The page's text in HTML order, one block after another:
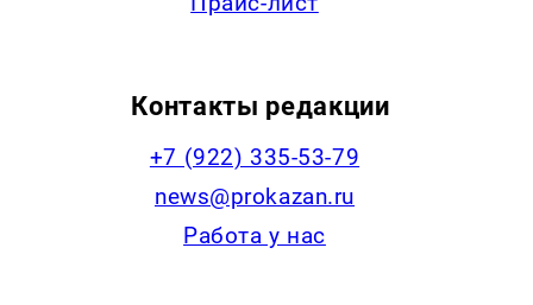
Контакты редакции
+7 (922) 335-53-79
news@prokazan.ru
Работа у нас